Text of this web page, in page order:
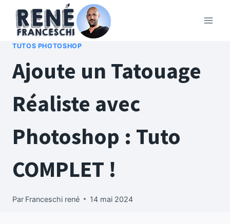
contenu
TUTOS PHOTOSHOP
Ajoute un Tatouage
Réaliste avec
Photoshop : Tuto
COMPLET !
Par Franceschi rené 14 mai 2024